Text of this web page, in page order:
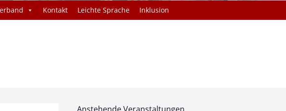
Kontakt Leichte Sprache Inklusion